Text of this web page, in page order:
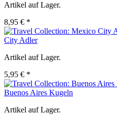
Artikel auf Lager.
8,95 € *
City Adler
Artikel auf Lager.
5,95 € *
Buenos Aires Kugeln
Artikel auf Lager.